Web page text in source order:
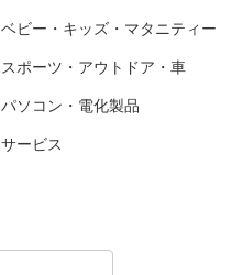
ベビー・キッズ・マタニティー
スポーツ・アウトドア・車
パソコン・電化製品
サービス